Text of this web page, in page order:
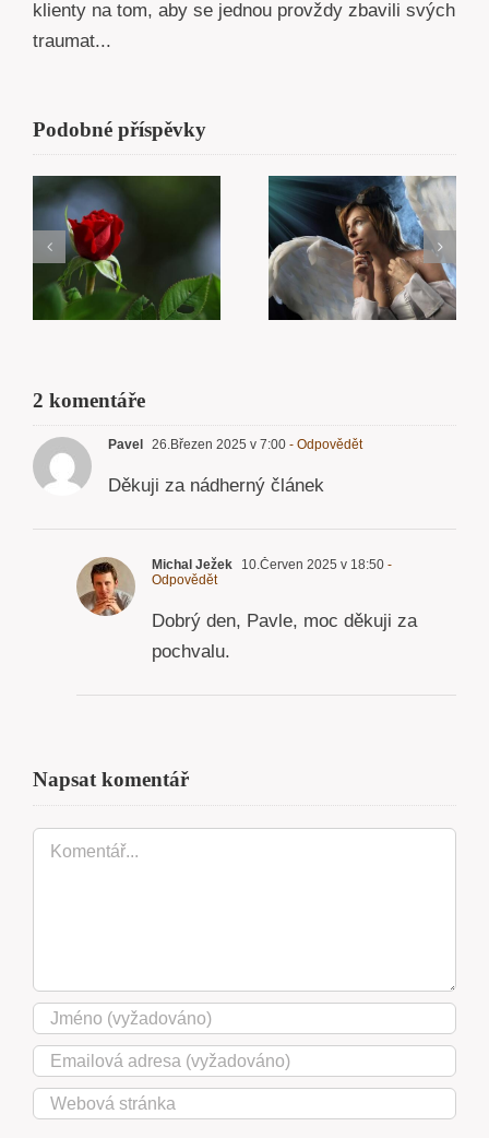
klienty na tom, aby se jednou provždy zbavili svých
traumat...
Podobné příspěvky
Karma Smrt
2 komentáře
Pavel 26.Březen 2025 v 7:00 - Odpovědět
Děkuji za nádherný článek
Michal Ježek 10.Červen 2025 v 18:50 -
Odpovědět
Dobrý den, Pavle, moc děkuji za
pochvalu.
Napsat komentář
Komentář